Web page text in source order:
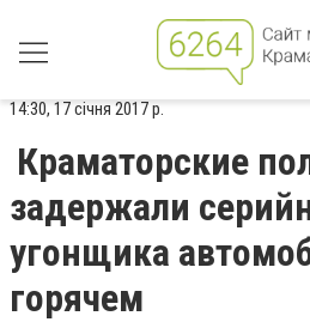
14:30, 17 січня 2017 р.
Краматорские
задержали
угонщика
горячем